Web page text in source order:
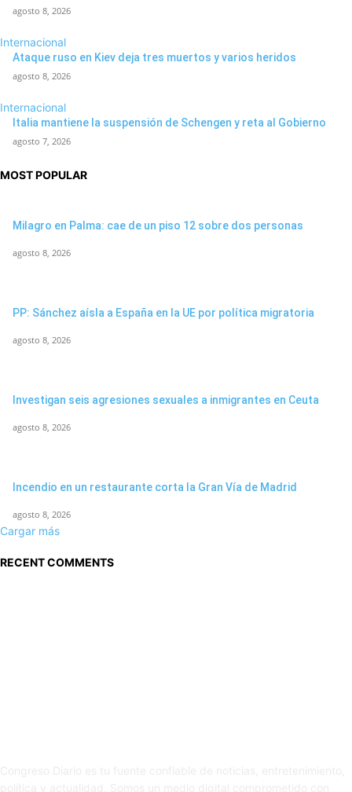
agosto 8, 2026
Internacional
Ataque ruso en Kiev deja tres muertos y varios heridos
agosto 8, 2026
Internacional
Italia mantiene la suspensión de Schengen y reta al Gobierno
agosto 7, 2026
MOST POPULAR
Milagro en Palma: cae de un piso 12 sobre dos personas
agosto 8, 2026
PP: Sánchez aísla a España en la UE por política migratoria
agosto 8, 2026
Investigan seis agresiones sexuales a inmigrantes en Ceuta
agosto 8, 2026
Incendio en un restaurante corta la Gran Vía de Madrid
agosto 8, 2026
Cargar más
RECENT COMMENTS